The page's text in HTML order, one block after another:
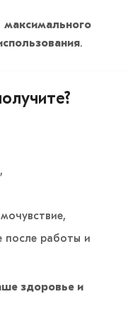
максимального
.
после работы и
здоровье и